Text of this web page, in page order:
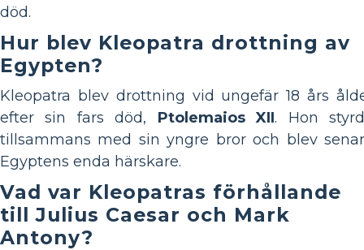
död.
Hur blev Kleopatra drottning av
Egypten?
Kleopatra blev drottning vid ungefär 18 års
efter sin fars död, Ptolemaios XII. Hon
tillsammans med sin yngre bror och blev
Egyptens enda härskare.
Vad var Kleopatras förhållande
till Julius Caesar och Mark
Antony?